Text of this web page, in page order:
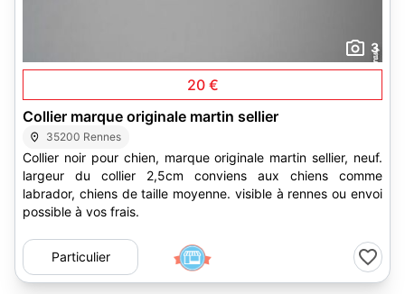
3
20 €
Collier marque originale martin sellier
35200 Rennes
Collier noir pour chien, marque originale martin sellier, neuf.
largeur du collier 2,5cm conviens aux chiens comme
labrador, chiens de taille moyenne. visible à rennes ou envoi
possible à vos frais.
Particulier